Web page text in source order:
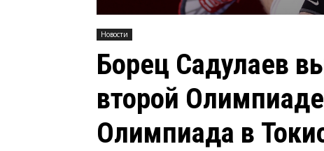
Новости
Борец Садулаев
второй
Олимпиада в